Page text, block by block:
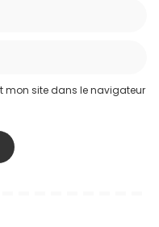
mon site dans le navigateur